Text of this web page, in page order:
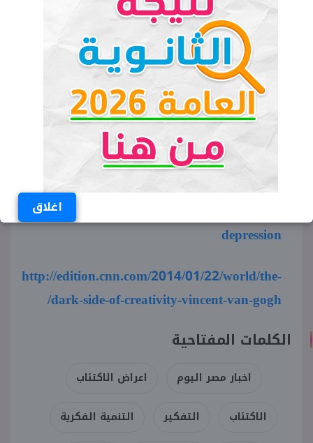
اغلاق
وتديهم مساحة وتسمع وتتعاطف مع اللي بيمروا
بمشاكل.. بتخليك تعيش كل لحظة فى حياتك
وتستمتع بيها كمان.. من الآخر ده نص الكوباية المليان
زى ما بيقولوا.
blog/archives/2010/01/22/10-
good-things-about-depression/
https://www.psychologytoday.com/blog/fixing-
depression
http://edition.cnn.com/2014/01/22/world/the-
dark-side-of-creativity-vincent-van-gogh/
الكلمات المفتاحية
اخبار مصر اليوم اعراض الاكتئاب
الاكتئاب التفكير التنمية الفكرية